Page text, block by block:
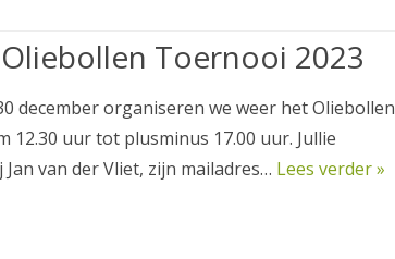
Toernooi 2023
december organiseren we weer het Oliebollen
12.30 uur tot plusminus 17.00 uur. Jullie
van der Vliet, zijn mailadres… Lees verder »